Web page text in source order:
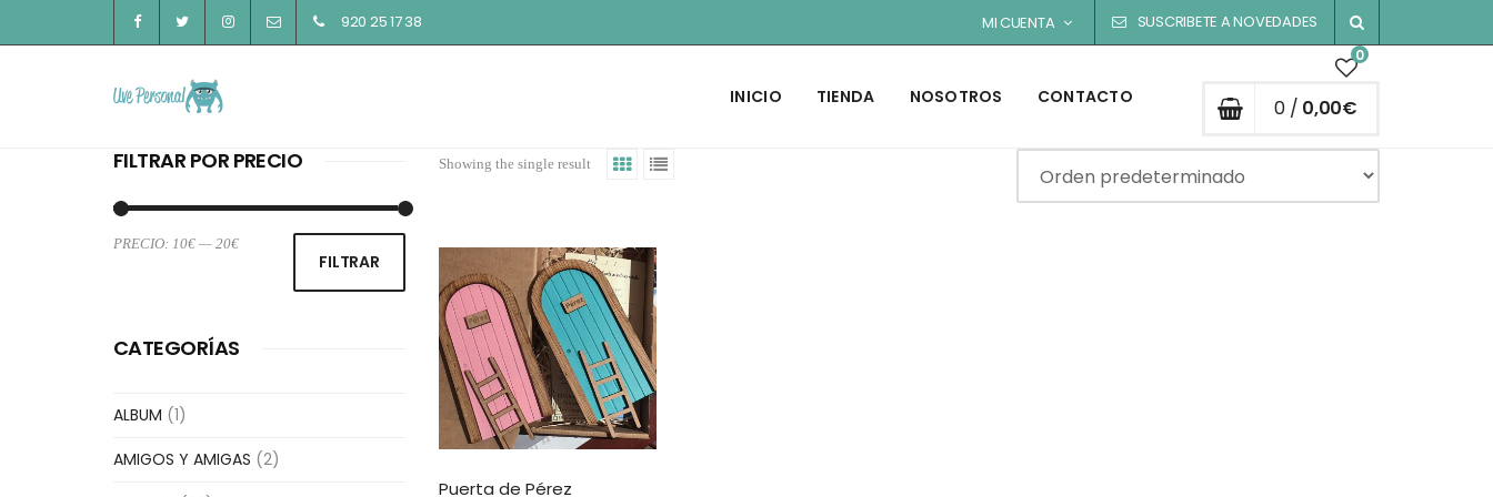
920 25 17 38 MI CUENTA SUSCRIBETE A NOVEDADES
INICIO TIENDA NOSOTROS CONTACTO
0
0 / 0,00€
Showing the single result
Puerta de Pérez
FILTRAR POR PRECIO
Precio
mínimo
Precio
máximo
FILTRAR
PRECIO: 10€ — 20€
CATEGORÍAS
ALBUM (1)
AMIGOS Y AMIGAS (2)